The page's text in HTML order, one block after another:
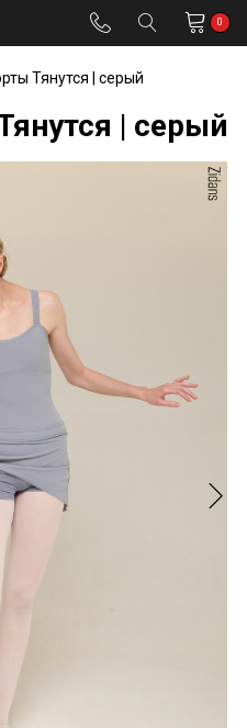
0
Тянутся | серый
| серый